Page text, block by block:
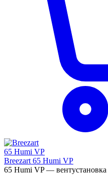
Breezart 65 Humi VP
65 Humi VP — вентустановка